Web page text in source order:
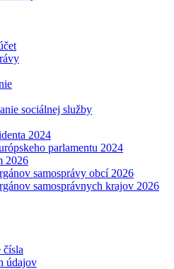
sociálnej služby
2024
parlamentu 2024
2026
samosprávy obcí 2026
samosprávnych krajov 2026
čísla
údajov